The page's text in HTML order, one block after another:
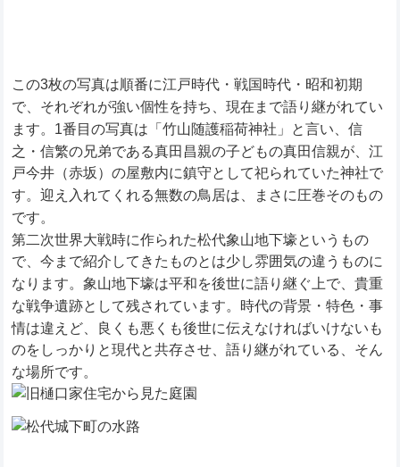
この3枚の写真は順番に江戸時代・戦国時代・昭和初期
で、それぞれが強い個性を持ち、現在まで語り継がれてい
ます。1番目の写真は「竹山随護稲荷神社」と言い、信
之・信繁の兄弟である真田昌親の子どもの真田信親が、江
戸今井（赤坂）の屋敷内に鎮守として祀られていた神社で
す。迎え入れてくれる無数の鳥居は、まさに圧巻そのもの
です。
第二次世界大戦時に作られた松代象山地下壕というもの
で、今まで紹介してきたものとは少し雰囲気の違うものに
なります。象山地下壕は平和を後世に語り継ぐ上で、貴重
な戦争遺跡として残されています。時代の背景・特色・事
情は違えど、良くも悪くも後世に伝えなければいけないも
のをしっかりと現代と共存させ、語り継がれている、そん
な場所です。